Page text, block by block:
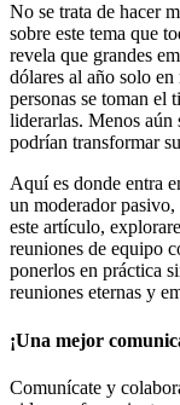
No se trata de hacer
sobre este tema que
revela que grandes
dólares al año solo
personas se toman el
liderarlas. Menos aún
podrían transformar
Aquí es donde entra
un moderador
este artículo,
reuniones de equipo
ponerlos en práctica
reuniones eternas y
¡Una mejor
Comunícate y